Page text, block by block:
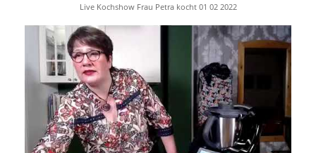
Live Kochshow Frau Petra kocht 01 02 2022